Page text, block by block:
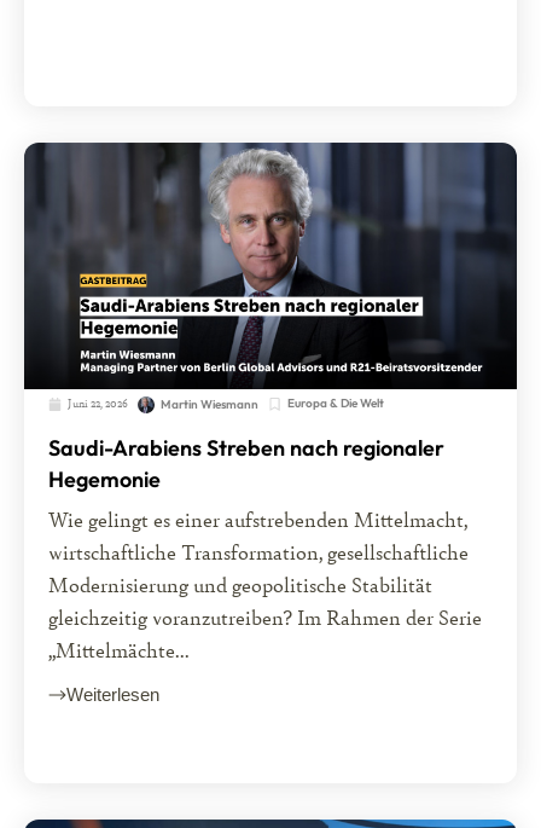
Juni 22, 2026 Martin Wiesmann Europa & Die Welt
Saudi-Arabiens Streben nach regionaler
Hegemonie
Wie gelingt es einer aufstrebenden Mittelmacht,
wirtschaftliche Transformation, gesellschaftliche
Modernisierung und geopolitische Stabilität
gleichzeitig voranzutreiben? Im Rahmen der Serie
„Mittelmächte...
Weiterlesen